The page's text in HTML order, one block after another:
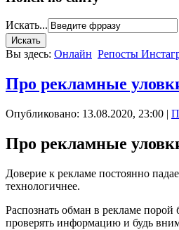
Искать...
Вы здесь: Онлайн Репосты
Про рекламные
Опубликовано: 13.08.2020, 23:00 |
Про рекламные
Доверие к рекламе постоянно
технологичнее.
Распознать обман в рекламе
проверять информацию и будь